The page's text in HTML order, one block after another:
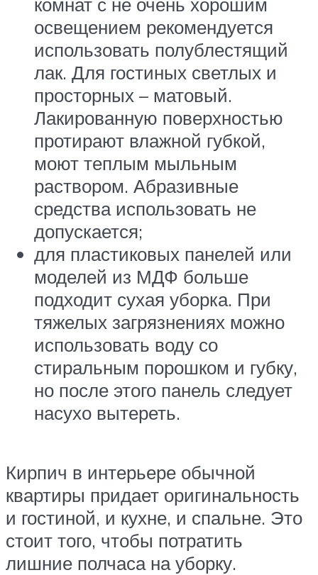
комнат с не очень хорошим
освещением рекомендуется
использовать полублестящий
лак. Для гостиных светлых и
просторных – матовый.
Лакированную поверхностью
протирают влажной губкой,
моют теплым мыльным
раствором. Абразивные
средства использовать не
допускается;
для пластиковых панелей или
моделей из МДФ больше
подходит сухая уборка. При
тяжелых загрязнениях можно
использовать воду со
стиральным порошком и губку,
но после этого панель следует
насухо вытереть.
Кирпич в интерьере обычной
квартиры придает оригинальность
и гостиной, и кухне, и спальне. Это
стоит того, чтобы потратить
лишние полчаса на уборку.